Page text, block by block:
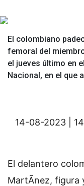
El colombiano
femoral del
el jueves último en
Nacional, en el que
14-08-2023 |
El delantero
MartÃ­nez, figura